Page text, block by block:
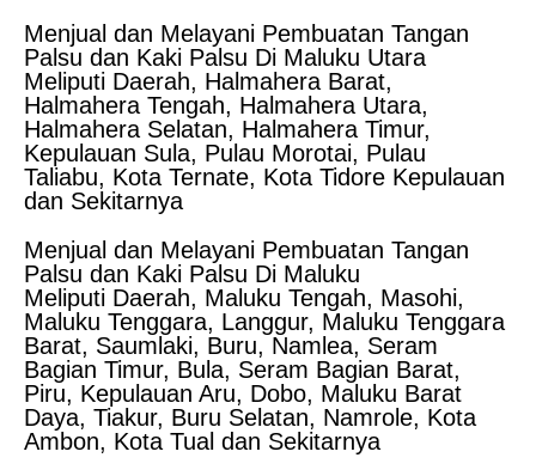
Menjual dan Melayani Pembuatan Tangan
Palsu dan Kaki Palsu Di Maluku Utara
Meliputi Daerah, Halmahera Barat,
Halmahera Tengah, Halmahera Utara,
Halmahera Selatan, Halmahera Timur,
Kepulauan Sula, Pulau Morotai, Pulau
Taliabu, Kota Ternate, Kota Tidore Kepulauan
dan Sekitarnya
Menjual dan Melayani Pembuatan Tangan
Palsu dan Kaki Palsu Di Maluku
Meliputi Daerah, Maluku Tengah, Masohi,
Maluku Tenggara, Langgur, Maluku Tenggara
Barat, Saumlaki, Buru, Namlea, Seram
Bagian Timur, Bula, Seram Bagian Barat,
Piru, Kepulauan Aru, Dobo, Maluku Barat
Daya, Tiakur, Buru Selatan, Namrole, Kota
Ambon, Kota Tual dan Sekitarnya